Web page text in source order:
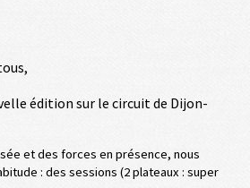
édition sur le circuit de Dijon-
et des forces en présence, nous
: des sessions (2 plateaux : super